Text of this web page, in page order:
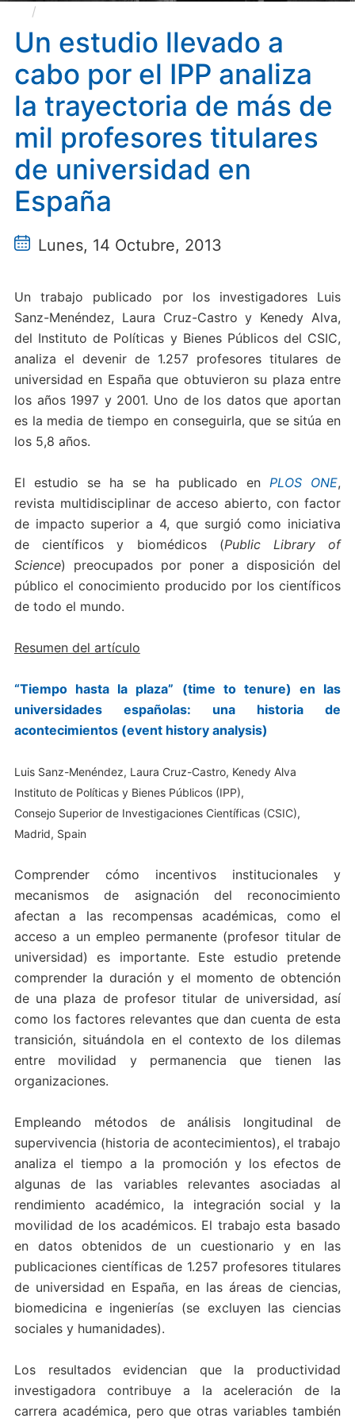
trayectoria de más de mil profesores titulares de
universidad en España
Un estudio llevado a
cabo por el IPP analiza
la trayectoria de más de
mil profesores titulares
de universidad en
España
Lunes, 14 Octubre, 2013
Un trabajo publicado por los investigadores Luis
Sanz-Menéndez, Laura Cruz-Castro y Kenedy Alva,
del Instituto de Políticas y Bienes Públicos del CSIC,
analiza el devenir de 1.257 profesores titulares de
universidad en España que obtuvieron su plaza entre
los años 1997 y 2001. Uno de los datos que aportan
es la media de tiempo en conseguirla, que se sitúa en
los 5,8 años.
El estudio se ha se ha publicado en PLOS ONE,
revista multidisciplinar de acceso abierto, con factor
de impacto superior a 4, que surgió como iniciativa
de científicos y biomédicos (Public Library of
Science) preocupados por poner a disposición del
público el conocimiento producido por los científicos
de todo el mundo.
Resumen del artículo
“Tiempo hasta la plaza” (time to tenure) en las
universidades españolas: una historia de
acontecimientos (event history analysis)
Luis Sanz-Menéndez, Laura Cruz-Castro, Kenedy Alva
Instituto de Políticas y Bienes Públicos (IPP),
Consejo Superior de Investigaciones Científicas (CSIC),
Madrid, Spain
Comprender cómo incentivos institucionales y
mecanismos de asignación del reconocimiento
afectan a las recompensas académicas, como el
acceso a un empleo permanente (profesor titular de
universidad) es importante. Este estudio pretende
comprender la duración y el momento de obtención
de una plaza de profesor titular de universidad, así
como los factores relevantes que dan cuenta de esta
transición, situándola en el contexto de los dilemas
entre movilidad y permanencia que tienen las
organizaciones.
Empleando métodos de análisis longitudinal de
supervivencia (historia de acontecimientos), el trabajo
analiza el tiempo a la promoción y los efectos de
algunas de las variables relevantes asociadas al
rendimiento académico, la integración social y la
movilidad de los académicos. El trabajo esta basado
en datos obtenidos de un cuestionario y en las
publicaciones científicas de 1.257 profesores titulares
de universidad en España, en las áreas de ciencias,
biomedicina e ingenierías (se excluyen las ciencias
sociales y humanidades).
Los resultados evidencian que la productividad
investigadora contribuye a la aceleración de la
carrera académica, pero que otras variables también